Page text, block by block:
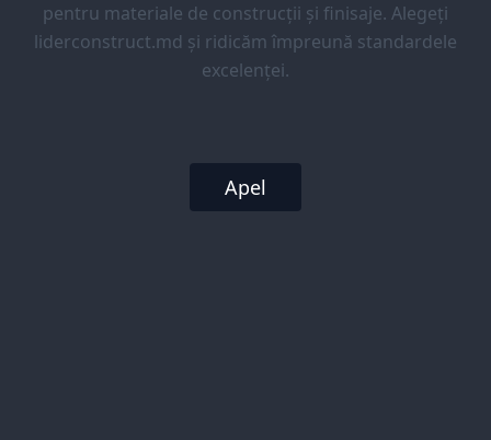
pentru materiale de construcții și finisaje. Alegeți
liderconstruct.md și ridicăm împreună standardele
excelenței.
Apel